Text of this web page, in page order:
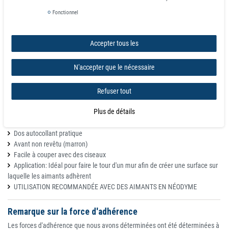
Bande ferreuse, les feuilles ferreuses sont recouvertes d'un film plastique et
ont été traitées avec des particules de fer pour obtenir un effet adhésif
magnétique. Ce n'est pas la même chose qu'une surface entièrement
métallique, comme les réfrigérateurs. C'est pourquoi nous recommandons
à nos clients d'utiliser uniquement des aimants en néodyme avec nos
feuilles d'acier. Seuls ces aimants génèrent suffisamment d'énergie pour
Dos autocollant pratique
Avant non revêtu (marron)
Facile à couper avec des ciseaux
Application: Idéal pour faire le tour d'un mur afin de créer une surface sur
laquelle les aimants adhèrent
UTILISATION RECOMMANDÉE AVEC DES AIMANTS EN NÉODYME
Remarque sur la force d'adhérence
Les forces d'adhérence que nous avons déterminées ont été déterminées à
Fonctionnel
Accepter tous les
N'accepter que le nécessaire
Refuser tout
Plus de détails